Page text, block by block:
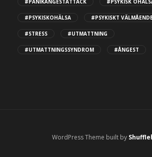
#PSYKISKOHÄLSA #PSYKISKT
#STRESS #UTMATTNING
#UTMATTNINGSSYNDROM #ÅNGEST
WordPress Theme built by